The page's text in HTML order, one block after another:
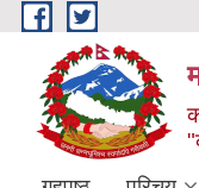
Skip to main content